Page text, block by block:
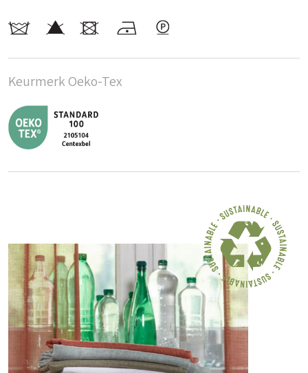
Keurmerk Oeko-Tex